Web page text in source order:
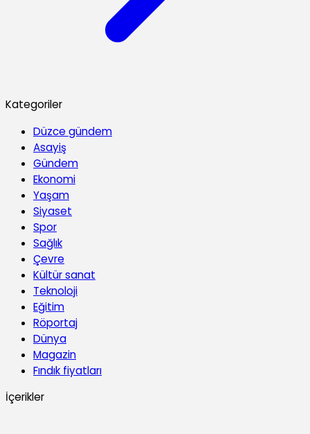
Kategoriler
Düzce gündem
Asayiş
Gündem
Ekonomi
Yaşam
Siyaset
Spor
Sağlık
Çevre
Kültür sanat
Teknoloji
Eğitim
Röportaj
Dünya
Magazin
Fındık fiyatları
İçerikler